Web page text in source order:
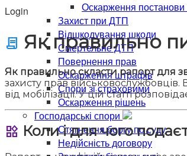
Оскарження
Захист при ДТП
Відшкодування шкоди
Смертельне ДТП
Повернення прав
Оскарження штрафів
Спори зі страховими
Оскарження рішень
Господарські спори
Стягнення боргу по суду
Недійсність договору
Login
contract Як правильно
Як правильно скласти рапорт для
захисту прав
від мобілізації. У цій статті
widgets Коли і для чого